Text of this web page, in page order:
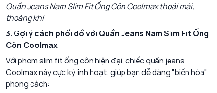
Quần Jeans Nam Slim Fit Ống Côn Coolmax thoải mái,
thoáng khí
3. Gợi ý cách phối đồ với Quần Jeans Nam Slim Fit Ống
Côn Coolmax
Với phom slim fit ống côn hiện đại, chiếc quần jeans
Coolmax này cực kỳ linh hoạt, giúp bạn dễ dàng "biến hóa"
phong cách: